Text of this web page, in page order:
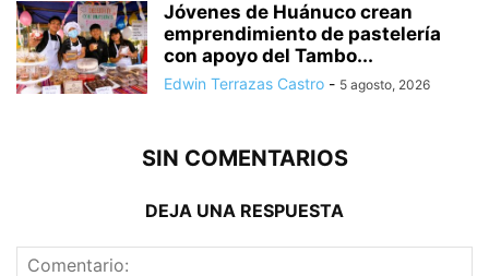
Jóvenes de Huánuco crean
emprendimiento de pastelería
con apoyo del Tambo...
Edwin Terrazas Castro - 5 agosto, 2026
SIN COMENTARIOS
DEJA UNA RESPUESTA